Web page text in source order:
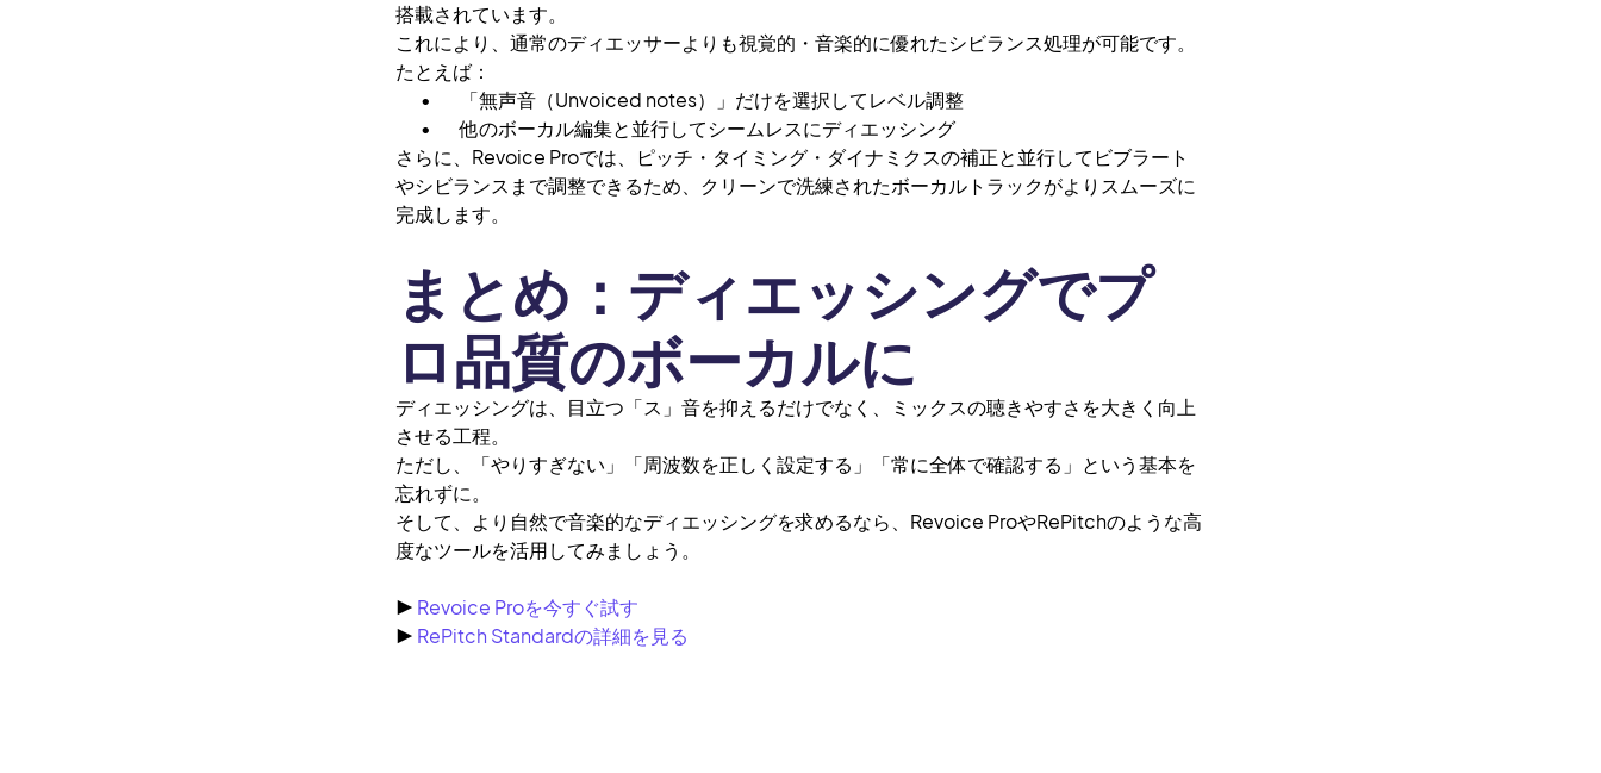
搭載されています。
これにより、通常のディエッサーよりも視覚的・音楽的に優れたシビランス処理が可能です。
たとえば：
• 「無声音（Unvoiced notes）」だけを選択してレベル調整
• 他のボーカル編集と並行してシームレスにディエッシング
さらに、Revoice Proでは、ピッチ・タイミング・ダイナミクスの補正と並行してビブラート
やシビランスまで調整できるため、クリーンで洗練されたボーカルトラックがよりスムーズに
完成します。
まとめ：ディエッシングでプ
ロ品質のボーカルに
ディエッシングは、目立つ「ス」音を抑えるだけでなく、ミックスの聴きやすさを大きく向上
させる工程。
ただし、「やりすぎない」「周波数を正しく設定する」「常に全体で確認する」という基本を
忘れずに。
そして、より自然で音楽的なディエッシングを求めるなら、Revoice ProやRePitchのような高
度なツールを活用してみましょう。
▶︎ Revoice Proを今すぐ試す
▶︎ RePitch Standardの詳細を見る